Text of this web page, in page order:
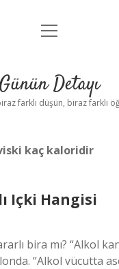
Anasayfa
Yasal Uyarı
menüyü
Günün Detayı
farklı düşün, biraz farklı
kaç kaloridir
Içki Hangisi
bira mı? “Alkol
“Alkol vücutta